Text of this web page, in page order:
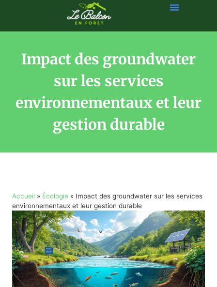
Impact des groundwater
sur les services
environnementaux et leur
gestion durable
Accueil » Écologie » Impact des groundwater sur les services
environnementaux et leur gestion durable